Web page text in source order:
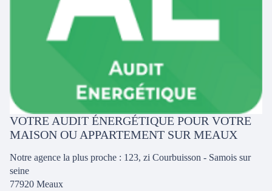
VOTRE AUDIT ÉNERGÉTIQUE POUR VOTRE
MAISON OU APPARTEMENT SUR MEAUX
Notre agence la plus proche : 123, zi Courbuisson - Samois sur
seine
77920 Meaux